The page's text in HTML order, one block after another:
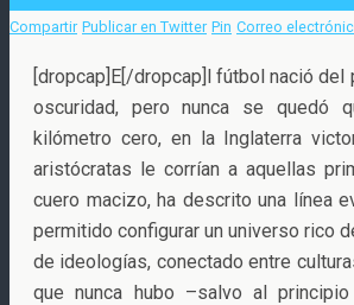
Compartir Publicar en Twitter Pin Correo
[dropcap]E[/dropcap]l fútbol nació del
oscuridad, pero nunca se quedó
kilómetro cero, en la Inglaterra
aristócratas le corrían a aquellas
cuero macizo, ha descrito una línea
permitido configurar un universo rico
de ideologías, conectado entre
que nunca hubo –salvo al